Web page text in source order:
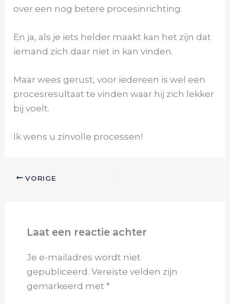
over een nog betere procesinrichting.
En ja, als je iets helder maakt kan het zijn dat
iemand zich daar niet in kan vinden.
Maar wees gerust, voor iedereen is wel een
procesresultaat te vinden waar hij zich lekker
bij voelt.
Ik wens u zinvolle processen!
VORIGE
Laat een reactie achter
Je e-mailadres wordt niet
gepubliceerd. Vereiste velden zijn
gemarkeerd met *